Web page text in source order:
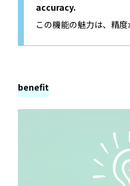
accuracy.
この機能の魅力は、精度
benefit